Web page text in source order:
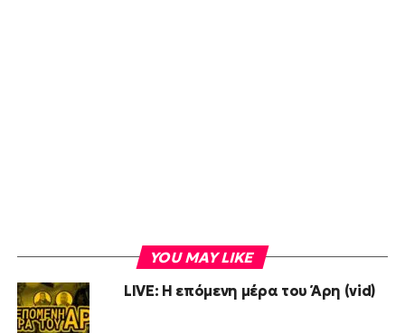
YOU MAY LIKE
LIVE: Η επόμενη μέρα του Άρη (vid)